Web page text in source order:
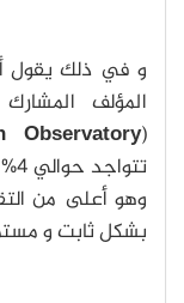
و في ذلك يقول
المؤلف
(
Observatory
وهو أعلى من
بشكل ثابت و